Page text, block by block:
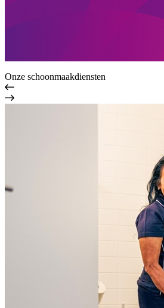
Onze schoonmaakdiensten